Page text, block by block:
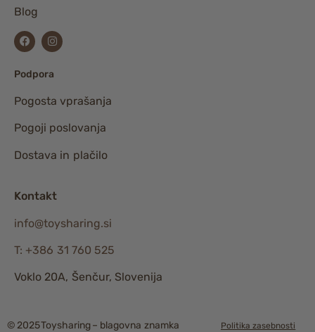
Blog
Podpora
Pogosta vprašanja
Pogoji poslovanja
Dostava in plačilo
Kontakt
info@toysharing.si
T: +386 31 760 525
Voklo 20A, Šenčur, Slovenija
© 2025 Toysharing – blagovna znamka Politika zasebnosti